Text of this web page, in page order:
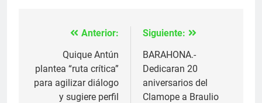
Navegación
entradas
Anterior:
Quique Antún
plantea “ruta crítica”
para agilizar diálogo
y sugiere perfil
Siguiente:
BARAHONA.-
Dedicaran 20
aniversarios del
Clamope a Braulio